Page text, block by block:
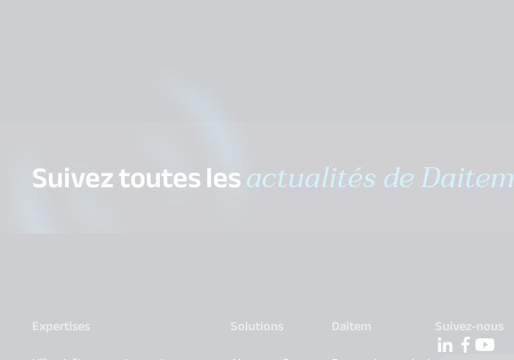
Suivez toutes lesactualités de Daitem
Expertises
Solutions
Daitem
Suivez-nous